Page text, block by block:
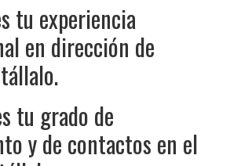
tu experiencia
en dirección de
tu grado de
y de contactos en el